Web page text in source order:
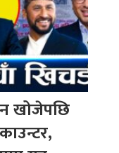
खोजेपछि